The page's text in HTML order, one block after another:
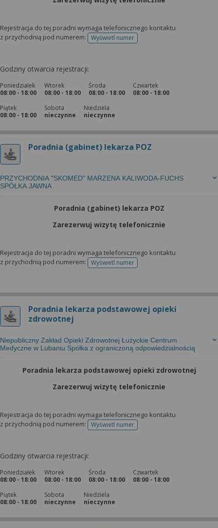
Rejestracja do tej poradni wymaga telefonicznego kontaktu
z przychodnią pod numerem:
Wyświetl numertelefonu do rejestracji
Godziny otwarcia rejestracji:
Poniedziałek
08:00 - 18:00
Wtorek
08:00 - 18:00
Środa
08:00 - 18:00
Czwartek
08:00 - 18:00
Piątek
08:00 - 18:00
Sobota
nieczynne
Niedziela
nieczynne
Poradnia (gabinet) lekarza POZ
PRZYCHODNIA "SKOMED" MARZENA KALIWODA-FUCHS
SPÓŁKA JAWNA
Poradnia (gabinet) lekarza POZ
Zarezerwuj wizytę telefonicznie
Rejestracja do tej poradni wymaga telefonicznego kontaktu
z przychodnią pod numerem:
Wyświetl numertelefonu do rejestracji
Poradnia lekarza podstawowej opieki
zdrowotnej
Niepubliczny Zakład Opieki Zdrowotnej Łużyckie Centrum
Medyczne w Lubaniu Spółka z ograniczoną odpowiedzialnością
Poradnia lekarza podstawowej opieki zdrowotnej
Zarezerwuj wizytę telefonicznie
Rejestracja do tej poradni wymaga telefonicznego kontaktu
z przychodnią pod numerem:
Wyświetl numertelefonu do rejestracji
Godziny otwarcia rejestracji:
Poniedziałek
08:00 - 18:00
Wtorek
08:00 - 18:00
Środa
08:00 - 18:00
Czwartek
08:00 - 18:00
Piątek
08:00 - 18:00
Sobota
nieczynne
Niedziela
nieczynne